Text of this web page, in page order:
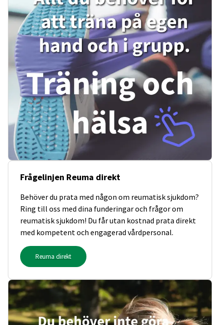
Frågelinjen Reuma direkt
Behöver du prata med någon om reumatisk sjukdom?
Ring till oss med dina funderingar och frågor om
reumatisk sjukdom! Du får utan kostnad prata direkt
med kompetent och engagerad vårdpersonal.
Reuma direkt